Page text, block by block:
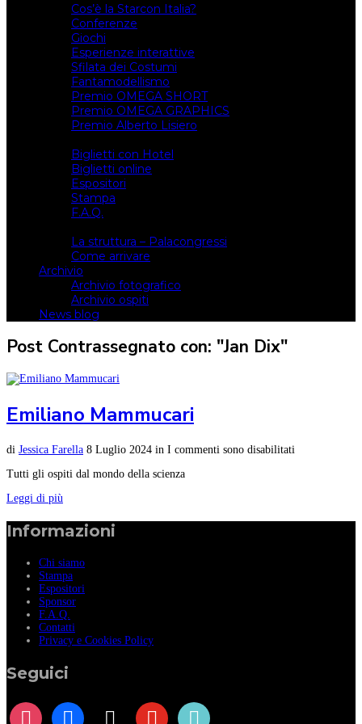
Cos’è la Starcon Italia?
Conferenze
Giochi
Esperienze interattive
Sfilata dei Costumi
Fantamodellismo
Premio OMEGA SHORT
Premio OMEGA GRAPHICS
Premio Alberto Lisiero
Biglietti con Hotel
Biglietti online
Espositori
Stampa
F.A.Q.
La struttura – Palacongressi
Come arrivare
Archivio
Archivio fotografico
Archivio ospiti
News blog
Post Contrassegnato con: "Jan Dix"
Emiliano Mammucari
di Jessica Farella 8 Luglio 2024 in I commenti sono disabilitati
Tutti gli ospiti dal mondo della scienza
Leggi di più
Informazioni
Chi siamo
Stampa
Espositori
Sponsor
F.A.Q.
Contatti
Privacy e Cookies Policy
Seguici
instagram facebook youtube tiktok